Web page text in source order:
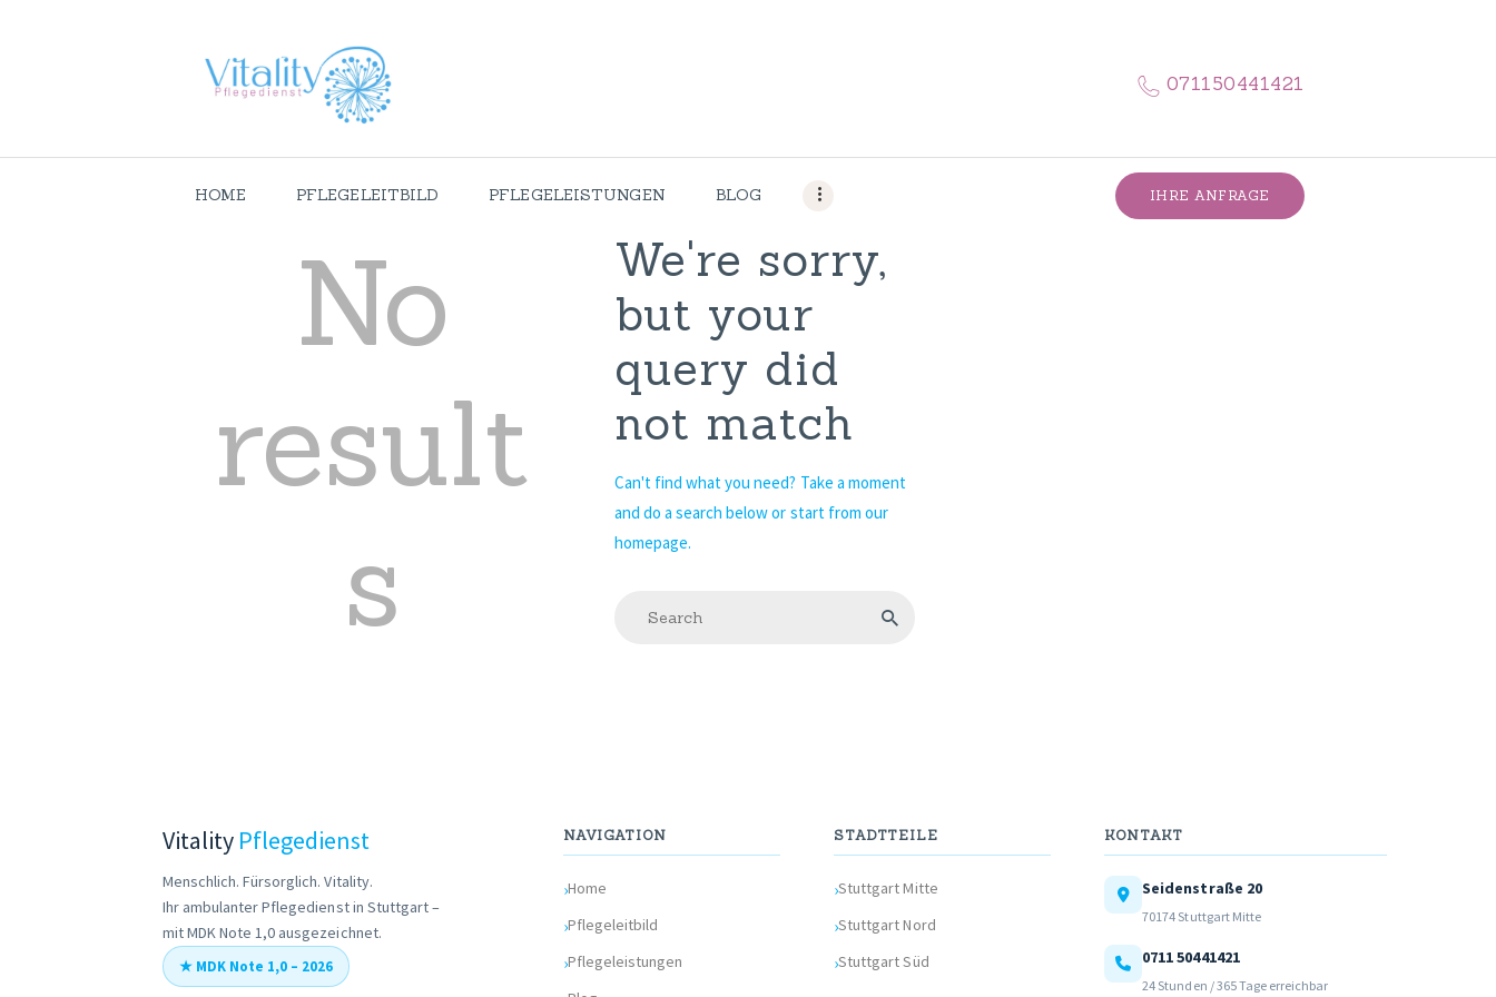
071150441421
HOME PFLEGELEITBILD PFLEGELEISTUNGEN BLOG IHRE ANFRAGE
PFLEGELEISTU
NGEN
BLOG
STELLENANGE
BOTE
KONTAKT
No
result
s
We're sorry,
but your
query did
not match
Can't find what you need? Take a moment
and do a search below or start from our
homepage.
Vitality Pflegedienst
Menschlich. Fürsorglich. Vitality.
Ihr ambulanter Pflegedienst in Stuttgart –
mit MDK Note 1,0 ausgezeichnet.
★ MDK Note 1,0 – 2026
NAVIGATION
Home
Pflegeleitbild
Pflegeleistungen
STADTTEILE
Stuttgart Mitte
Stuttgart Nord
Stuttgart Süd
KONTAKT
Seidenstraße 20
70174 Stuttgart Mitte
0711 50441421
24 Stunden / 365 Tage erreichbar